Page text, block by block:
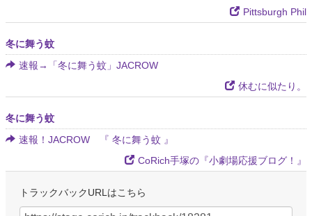
Pittsburgh Phil
冬に舞う蚊
速報→「冬に舞う蚊」JACROW
休むに似たり。
冬に舞う蚊
速報！JACROW 『 冬に舞う蚊 』
CoRich手塚の『小劇場応援ブログ！』
トラックバックURLはこちら